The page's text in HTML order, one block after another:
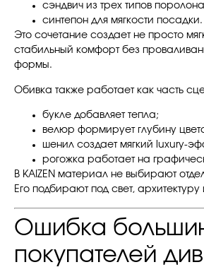
сэндвич из трех типов
синтепон для мягкости посадки.
Это сочетание создает не просто
стабильный комфорт без
формы.
Обивка также работает как часть
букле добавляет тепла;
велюр формирует глубину
шенил создает мягкий luxury-
рогожка работает на
В KAIZEN материал не выбирают
Его подбирают под свет,
Ошибка
покупателей